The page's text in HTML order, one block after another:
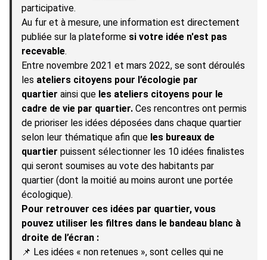
participative.
Au fur et à mesure, une information est directement
publiée sur la plateforme si votre idée n'est pas
recevable.
Entre novembre 2021 et mars 2022, se sont déroulés
les ateliers citoyens pour l’écologie par
quartier ainsi que les ateliers citoyens pour le
cadre de vie par quartier. Ces rencontres ont permis
de prioriser les idées déposées dans chaque quartier
selon leur thématique afin que les bureaux de
quartier puissent sélectionner les 10 idées finalistes
qui seront soumises au vote des habitants par
quartier (dont la moitié au moins auront une portée
écologique).
Pour retrouver ces idées par quartier, vous
pouvez utiliser les filtres dans le bandeau blanc à
droite de l’écran :
📌 Les idées « non retenues », sont celles qui ne